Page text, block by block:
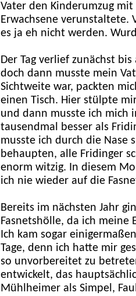
Vater den Kinderumzug
Erwachsene verunstaltete.
es ja eh nicht werden.
Der Tag verlief zunächst
doch dann musste mein
Sichtweite war, packten
einen Tisch. Hier stülpte
und dann musste ich mich
tausendmal besser als
musste ich durch die Nase
behaupten, alle Fridinger
enorm witzig. In diesem
ich nie wieder auf die
Bereits im nächsten Jahr
Fasnetshölle, da ich
Ich kam sogar
Tage, denn ich hatte mir
so unvorbereitet zu
entwickelt, das
Mühlheimer als Simpel,